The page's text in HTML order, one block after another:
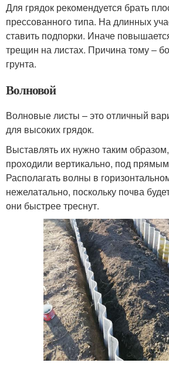
Для грядок рекомендуется брать
прессованного типа. На длинных
ставить подпорки. Иначе
трещин на листах. Причина тому ‒
грунта.
Волновой
Волновые листы – это отличный
для высоких грядок.
Выставлять их нужно таким
проходили вертикально, под прямым
Располагать волны в
нежелатально, поскольку почва
они быстрее треснут.